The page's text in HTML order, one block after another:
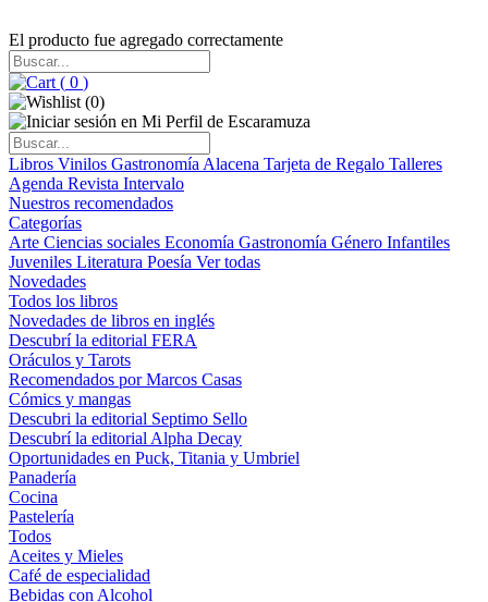
El producto fue agregado correctamente
( 0 )
(0)
Libros Vinilos Gastronomía Alacena Tarjeta de Regalo Talleres
Agenda Revista Intervalo
Nuestros recomendados
Categorías
Arte Ciencias sociales Economía Gastronomía Género Infantiles
Juveniles Literatura Poesía Ver todas
Novedades
Todos los libros
Novedades de libros en inglés
Descubrí la editorial FERA
Oráculos y Tarots
Recomendados por Marcos Casas
Cómics y mangas
Descubri la editorial Septimo Sello
Descubrí la editorial Alpha Decay
Oportunidades en Puck, Titania y Umbriel
Panadería
Cocina
Pastelería
Todos
Aceites y Mieles
Café de especialidad
Bebidas con Alcohol